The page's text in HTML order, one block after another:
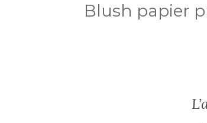
Blush papier